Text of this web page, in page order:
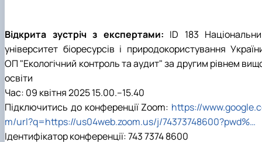
Відкрита зустріч з експертами: ID 183
університет біоресурсів і природокористування
ОП "Екологічний контроль та аудит" за другим рівнем
освіти
Час: 09 квітня 2025 15.00.–15.40
Підключитись до конференції Zoom: https://
m/url?q=https://us04web.zoom.us/j/74373748600?pwd%…
Ідентифікатор конференції: 743 7374 8600